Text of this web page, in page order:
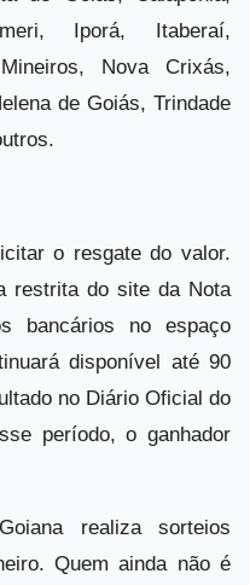
Iporá, Itaberaí,
Nova Crixás,
de Goiás, Trindade
o resgate do valor.
restrita do site da Nota
bancários no espaço
disponível até 90
no Diário Oficial do
período, o ganhador
realiza sorteios
Quem ainda não é